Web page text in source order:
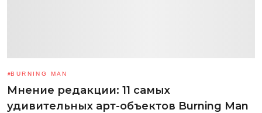
BURNING MAN
Мнение редакции: 11 самых
удивительных арт-объектов Burning Man